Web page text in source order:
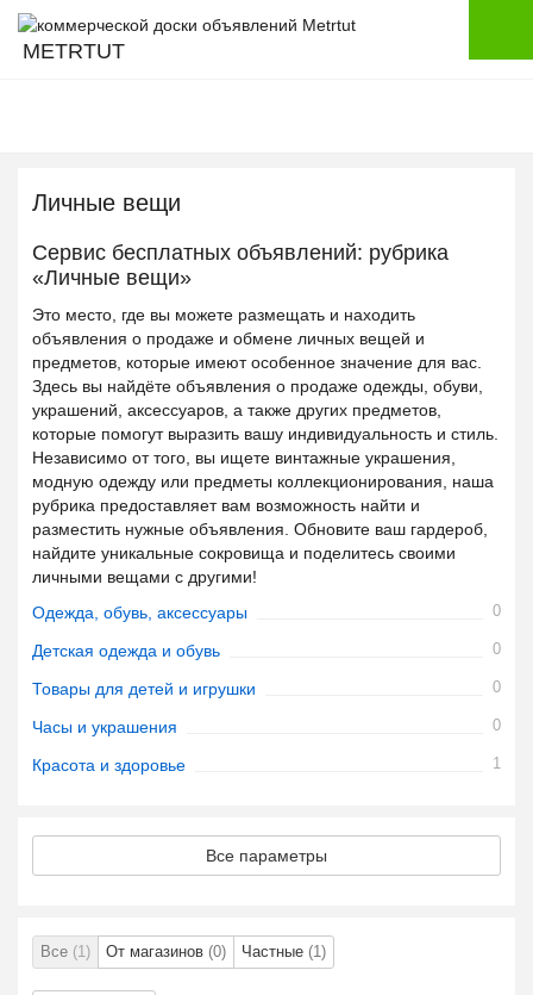
METRTUT
Личные вещи
Сервис бесплатных объявлений: рубрика
«Личные вещи»
Это место, где вы можете размещать и находить
объявления о продаже и обмене личных вещей и
предметов, которые имеют особенное значение для вас.
Здесь вы найдёте объявления о продаже одежды, обуви,
украшений, аксессуаров, а также других предметов,
которые помогут выразить вашу индивидуальность и стиль.
Независимо от того, вы ищете винтажные украшения,
модную одежду или предметы коллекционирования, наша
рубрика предоставляет вам возможность найти и
разместить нужные объявления. Обновите ваш гардероб,
найдите уникальные сокровища и поделитесь своими
личными вещами с другими!
Одежда, обувь, аксессуары
0
Детская одежда и обувь 0
Товары для детей и игрушки 0
Часы и украшения 0
Красота и здоровье 1
Все параметры
Все (1) От магазинов (0) Частные (1)